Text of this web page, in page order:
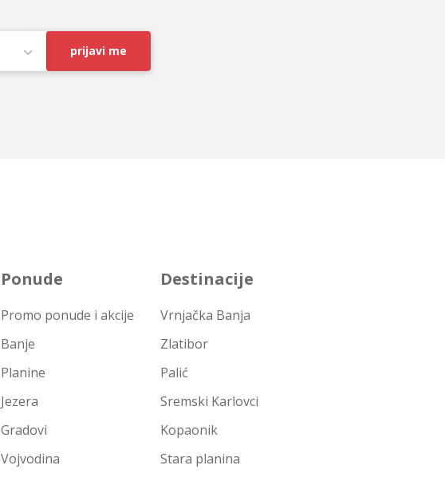
prijavi me
Ponude
Promo ponude i akcije
Banje
Planine
Jezera
Gradovi
Vojvodina
Destinacije
Vrnjačka Banja
Zlatibor
Palić
Sremski Karlovci
Kopaonik
Stara planina